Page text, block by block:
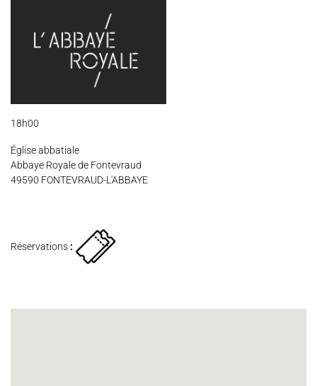
Espace Artistes
18h00
Église abbatiale
Abbaye Royale de Fontevraud
49590 FONTEVRAUD-L'ABBAYE
Réservations :